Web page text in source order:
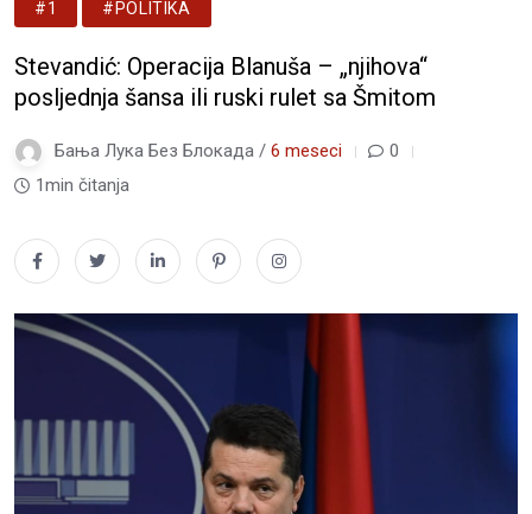
#1 #POLITIKA
Stevandić: Operacija Blanuša – „njihova“
posljednja šansa ili ruski rulet sa Šmitom
Бања Лука Без Блокада / 6 meseci
0
1min čitanja